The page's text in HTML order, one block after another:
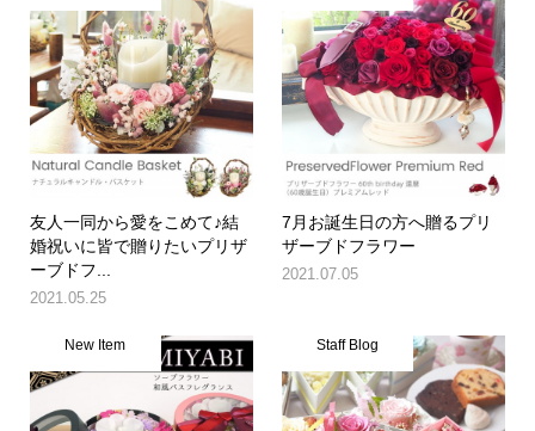
友人一同から愛をこめて♪結
婚祝いに皆で贈りたいプリザ
ーブドフ...
2021.05.25
7月お誕生日の方へ贈るプリ
ザーブドフラワー
2021.07.05
New Item Staff Blog